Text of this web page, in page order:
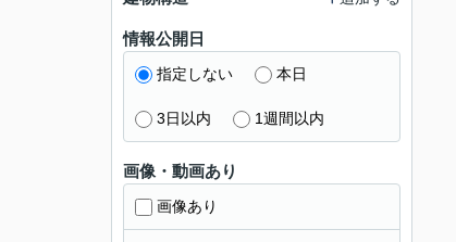
情報公開日
指定しない 本日
3日以内 1週間以内
画像・動画あり
画像あり